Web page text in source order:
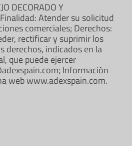
DECORADO Y
Finalidad: Atender su solicitud
comerciales; Derechos:
rectificar y suprimir los
derechos, indicados en la
que puede ejercer
Información
web www.adexspain.com.